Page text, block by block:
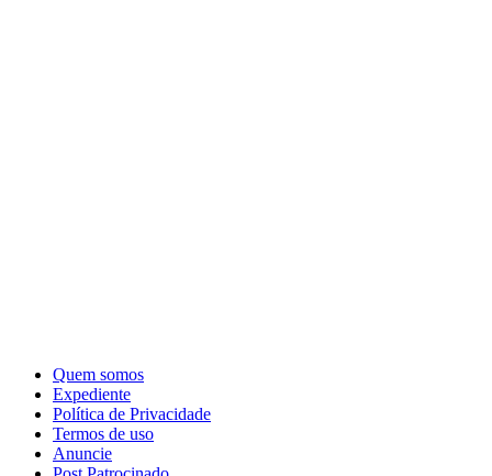
Quem somos
Expediente
Política de Privacidade
Termos de uso
Anuncie